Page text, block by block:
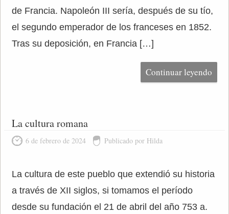
de Francia. Napoleón III sería, después de su tío,
el segundo emperador de los franceses en 1852.
Tras su deposición, en Francia […]
Continuar leyendo
La cultura romana
6 de febrero de 2024 Publicado por Hilda
La cultura de este pueblo que extendió su historia
a través de XII siglos, si tomamos el período
desde su fundación el 21 de abril del año 753 a.